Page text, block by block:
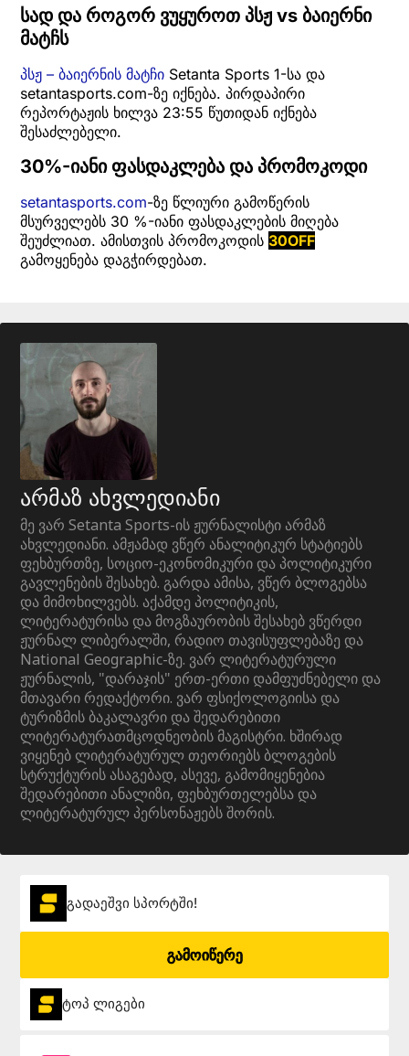
სად და როგორ ვუყუროთ პსჟ vs ბაიერნი
მატჩს
პსჟ – ბაიერნის მატჩი Setanta Sports 1-სა და
setantasports.com-ზე იქნება. პირდაპირი
რეპორტაჟის ხილვა 23:55 წუთიდან იქნება
შესაძლებელი.
30%-იანი ფასდაკლება და პრომოკოდი
setantasports.com-ზე წლიური გამოწერის
მსურველებს 30 %-იანი ფასდაკლების მიღება
შეუძლიათ. ამისთვის პრომოკოდის 30OFF
გამოყენება დაგჭირდებათ.
არმაზ ახვლედიანი
მე ვარ Setanta Sports-ის ჟურნალისტი არმაზ
ახვლედიანი. ამჟამად ვწერ ანალიტიკურ სტატიებს
ფეხბურთზე, სოციო-ეკონომიკური და პოლიტიკური
გავლენების შესახებ. გარდა ამისა, ვწერ ბლოგებსა
და მიმოხილვებს. აქამდე პოლიტიკის,
ლიტერატურისა და მოგზაურობის შესახებ ვწერდი
ჟურნალ ლიბერალში, რადიო თავისუფლებაზე და
National Geographic-ზე. ვარ ლიტერატურული
ჟურნალის, "დარაჯის" ერთ-ერთი დამფუძნებელი და
მთავარი რედაქტორი. ვარ ფსიქოლოგიისა და
ტურიზმის ბაკალავრი და შედარებითი
ლიტერატურათმცოდნეობის მაგისტრი. ხშირად
ვიყენებ ლიტერატურულ თეორიებს ბლოგების
სტრუქტურის ასაგებად, ასევე, გამომიყენებია
შედარებითი ანალიზი, ფეხბურთელებსა და
ლიტერატურულ პერსონაჟებს შორის.
გადაეშვი სპორტში!
გამოიწერე
ტოპ ლიგები